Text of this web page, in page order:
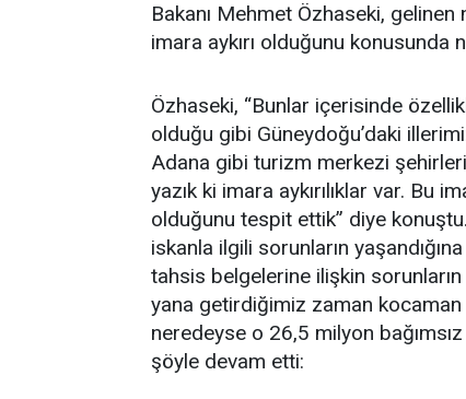
Bakanı Mehmet Özhaseki, gelinen
imara aykırı olduğunu konusunda
Özhaseki, “Bunlar içerisinde
olduğu gibi Güneydoğu’daki
Adana gibi turizm merkezi
yazık ki imara aykırılıklar var. Bu
olduğunu tespit ettik” diye
iskanla ilgili sorunların
tahsis belgelerine ilişkin sorunların
yana getirdiğimiz zaman
neredeyse o 26,5 milyon
şöyle devam etti: